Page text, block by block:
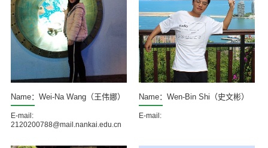
Name：Wei-Na Wang（王伟娜）
E-mail:
2120200788@mail.nankai.edu.cn
Name：Wen-Bin Shi（史文彬）
E-mail: